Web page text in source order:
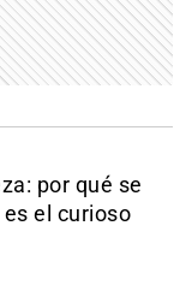
por qué se
el curioso